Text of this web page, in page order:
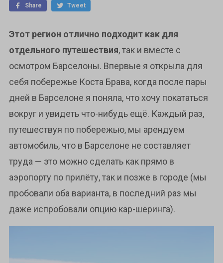
Share Tweet
Этот регион отлично подходит как для
отдельного путешествия, так и вместе с
осмотром Барселоны. Впервые я открыла для
себя побережье Коста Брава, когда после пары
дней в Барселоне я поняла, что хочу покататься
вокруг и увидеть что-нибудь ещё. Каждый раз,
путешествуя по побережью, мы арендуем
автомобиль, что в Барселоне не составляет
труда — это можно сделать как прямо в
аэропорту по прилёту, так и позже в городе (мы
пробовали оба варианта, в последний раз мы
даже испробовали опцию кар-шеринга).